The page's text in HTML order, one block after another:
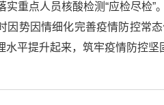
实重点人员核酸检测“应检尽检
因势因情细化完善疫情防控常
水平提升起来，筑牢疫情防控坚